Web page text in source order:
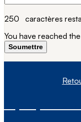
250 caractères
You have reached
Soumettre